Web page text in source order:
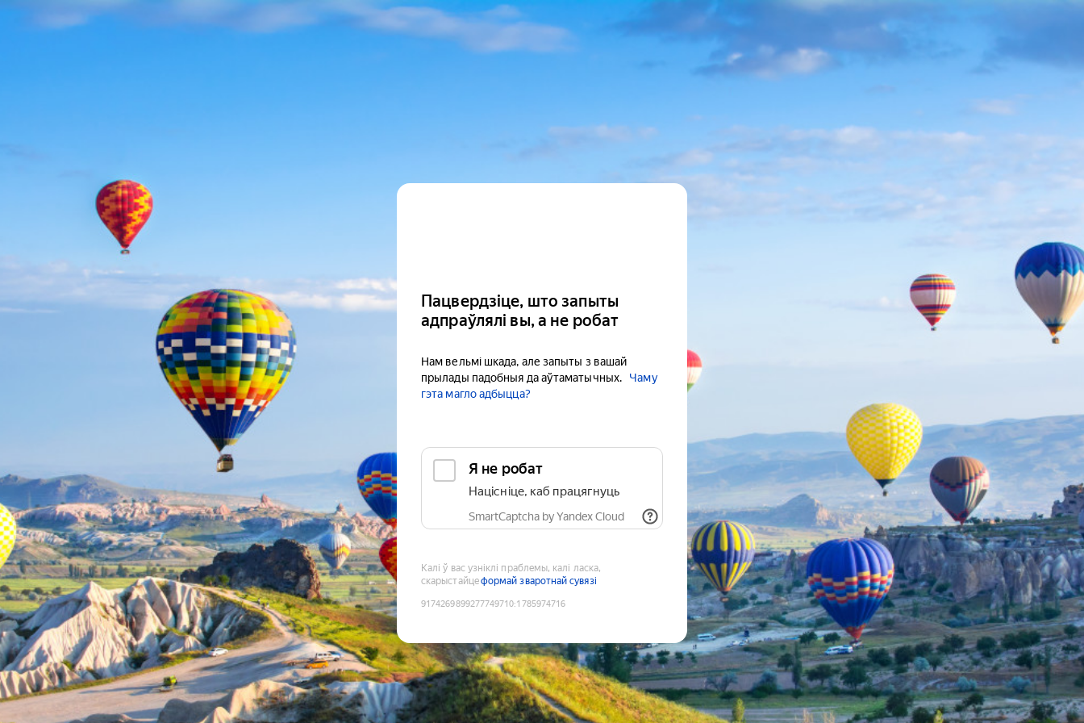
Пацвердзіце, што запыты
адпраўлялі вы, а не робат
Нам вельмі шкада, але запыты з вашай
прылады падобныя да аўтаматычных.
Чаму
гэта магло адбыцца?
Я не робат
Націсніце, каб працягнуць
SmartCaptcha by Yandex Cloud
Калі ў вас узніклі праблемы, калі ласка,
скарыстайцеформай зваротнай сувязі
9174269899277749710:1785974716